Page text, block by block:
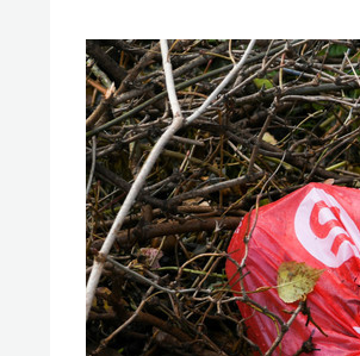
Рекомендуем
Как ГК «МИР ГРУПП» и
создают оазис жилого
комфорта под Казанью